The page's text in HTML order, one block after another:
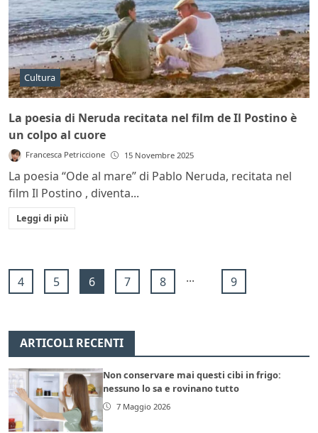
Cultura
La poesia di Neruda recitata nel film de Il Postino è
un colpo al cuore
Francesca Petriccione 15 Novembre 2025
La poesia “Ode al mare” di Pablo Neruda, recitata nel
film Il Postino , diventa...
Leggi di più
4 5 6 7 8 ... 9
ARTICOLI RECENTI
Non conservare mai questi cibi in frigo:
nessuno lo sa e rovinano tutto
7 Maggio 2026